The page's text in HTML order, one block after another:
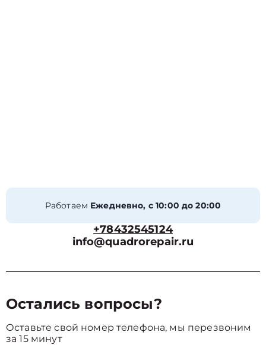
Работаем Ежедневно, с 10:00 до 20:00
+78432545124
info@quadrorepair.ru
Остались вопросы?
Оставьте свой номер телефона, мы перезвоним
за 15 минут